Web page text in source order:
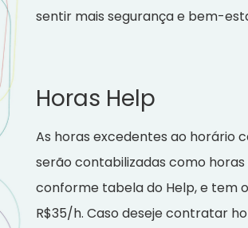
sentir mais segurança e bem-
Horas Help
As horas excedentes ao horário
serão contabilizadas como
conforme tabela do Help, e tem
R$35/h. Caso deseje contratar